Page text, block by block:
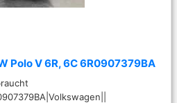
Polo V 6R, 6C 6R0907379BA